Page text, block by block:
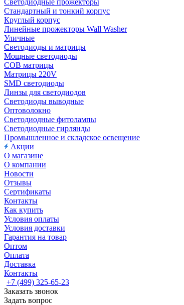
Светодиодные прожекторы
Стандартный и тонкий корпус
Круглый корпус
Линейные прожекторы Wall Washer
Уличные
Светодиоды и матрицы
Мощные светодиоды
COB матрицы
Матрицы 220V
SMD светодиоды
Линзы для светодиодов
Светодиоды выводные
Оптоволокно
Светодиодные фитолампы
Светодиодные гирлянды
Промышленное и складское освещение
Акции
О магазине
О компании
Новости
Отзывы
Сертификаты
Контакты
Как купить
Условия оплаты
Условия доставки
Гарантия на товар
Оптом
Оплата
Доставка
Контакты
+7 (499) 325-65-23
Заказать звонок
Задать вопрос